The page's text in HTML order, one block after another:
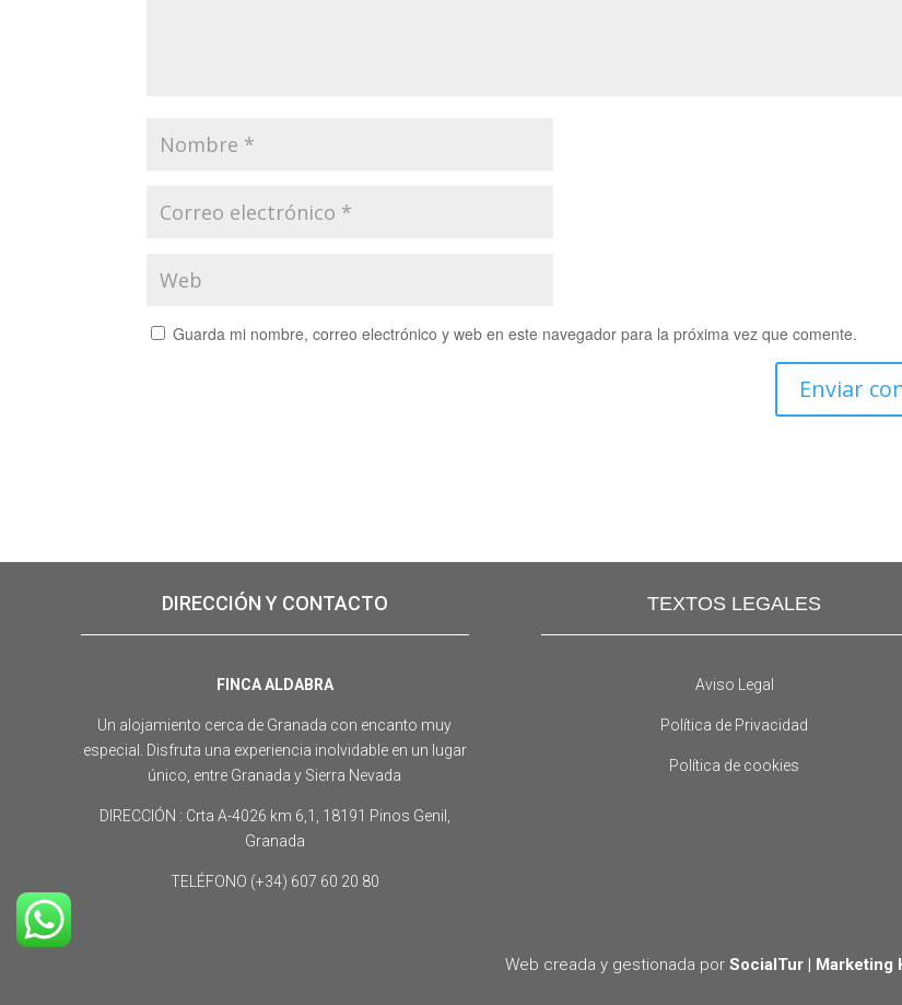
Guarda mi nombre, correo electrónico y web en este navegador para la próxima vez que comente.
DIRECCIÓN Y CONTACTO
FINCA ALDABRA
Un alojamiento cerca de Granada con encanto muy
especial. Disfruta una experiencia inolvidable en un lugar
único, entre Granada y Sierra Nevada
DIRECCIÓN : Crta A-4026 km 6,1, 18191 Pinos Genil,
Granada
TELÉFONO (+34) 607 60 20 80
TEXTOS LEGALES
Aviso Legal
Política de Privacidad
Política de cookies
Web creada y gestionada por SocialTur | Marketing